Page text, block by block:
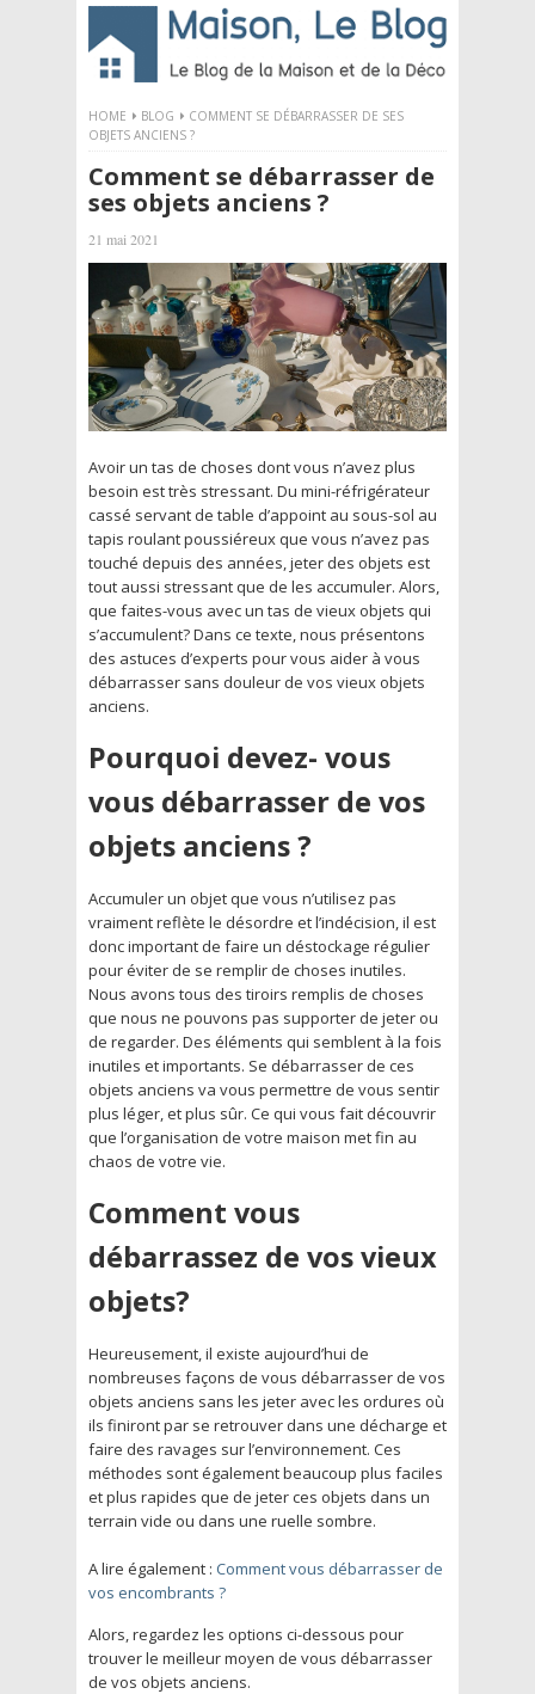
HOME BLOG
COMMENT SE DÉBARRASSER DE SES
OBJETS ANCIENS ?
Comment se débarrasser de
ses objets anciens ?
21 mai 2021
Avoir un tas de choses dont vous n’avez plus
besoin est très stressant. Du mini-réfrigérateur
cassé servant de table d’appoint au sous-sol au
tapis roulant poussiéreux que vous n’avez pas
touché depuis des années, jeter des objets est
tout aussi stressant que de les accumuler. Alors,
que faites-vous avec un tas de vieux objets qui
s’accumulent? Dans ce texte, nous présentons
des astuces d’experts pour vous aider à vous
débarrasser sans douleur de vos vieux objets
anciens.
Pourquoi devez- vous
vous débarrasser de vos
objets anciens ?
Accumuler un objet que vous n’utilisez pas
vraiment reflète le désordre et l’indécision, il est
donc important de faire un déstockage régulier
pour éviter de se remplir de choses inutiles.
Nous avons tous des tiroirs remplis de choses
que nous ne pouvons pas supporter de jeter ou
de regarder. Des éléments qui semblent à la fois
inutiles et importants. Se débarrasser de ces
objets anciens va vous permettre de vous sentir
plus léger, et plus sûr. Ce qui vous fait découvrir
que l’organisation de votre maison met fin au
chaos de votre vie.
Comment vous
débarrassez de vos vieux
objets?
Heureusement, il existe aujourd’hui de
nombreuses façons de vous débarrasser de vos
objets anciens sans les jeter avec les ordures où
ils finiront par se retrouver dans une décharge et
faire des ravages sur l’environnement. Ces
méthodes sont également beaucoup plus faciles
et plus rapides que de jeter ces objets dans un
terrain vide ou dans une ruelle sombre.
A lire également : Comment vous débarrasser de
vos encombrants ?
Alors, regardez les options ci-dessous pour
trouver le meilleur moyen de vous débarrasser
de vos objets anciens.